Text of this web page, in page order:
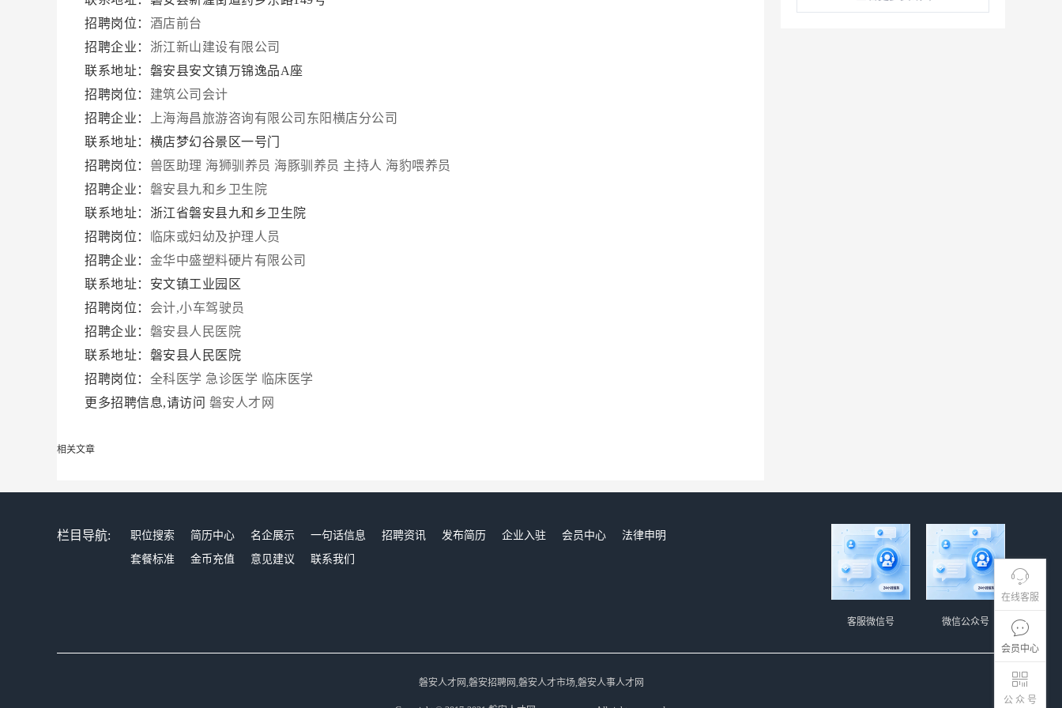
在线客服
会员中心
公 众 号
招聘岗位： 酒店前台
招聘企业： 浙江新山建设有限公司
联系地址：磐安县安文镇万锦逸品A座
招聘岗位： 建筑公司会计
招聘企业：
上海海昌旅游咨询有限公司东阳横店分公司
联系地址：横店梦幻谷景区一号门
招聘岗位： 兽医助理 海狮驯养员 海豚驯养员 主持人 海豹喂养员
招聘企业： 磐安县九和乡卫生院
联系地址：浙江省磐安县九和乡卫生院
招聘岗位：
临床或妇幼及护理人员
招聘企业： 金华中盛塑料硬片有限公司
联系地址：安文镇工业园区
招聘岗位： 会计,小车驾驶员
招聘企业： 磐安县人民医院
联系地址：磐安县人民医院
招聘岗位： 全科医学 急诊医学
临床医学
更多招聘信息,请访问 磐安人才网
相关文章
栏目导航: 职位搜索 简历中心 名企展示 一句话信息 招聘资讯 发布简历 企业入驻 会员中心
法律申明
套餐标准
金币充值 意见建议 联系我们
微信公众号
客服微信号
磐安人才网,磐安招聘网,磐安人才市场,磐安人事人才网